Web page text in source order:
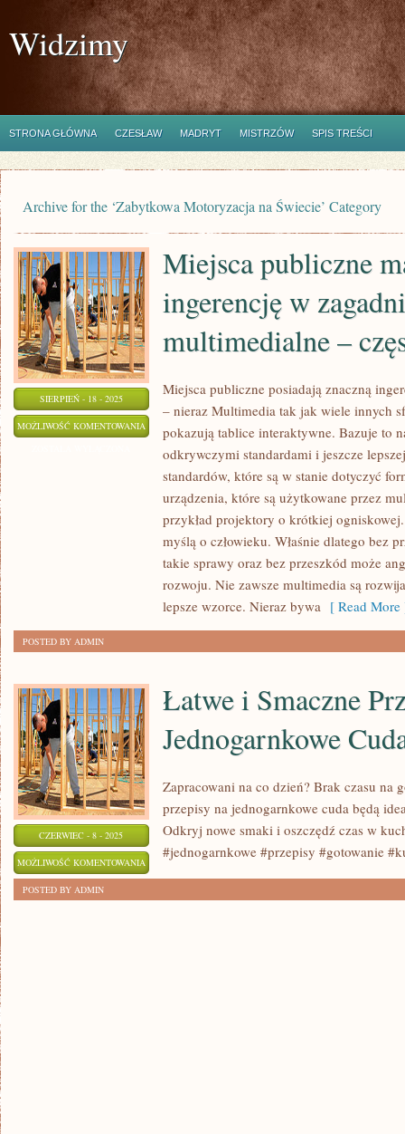
Widzimy
STRONA GŁÓWNA CZESŁAW MADRYT MISTRZÓW SPIS TREŚCI
Archive for the ‘Zabytkowa Motoryzacja na Świecie’ Category
SIERPIEŃ - 18 - 2025
MOŻLIWOŚĆ KOMENTOWANIA
PUBLICZNE
INGERENCJĘ
ZAGADNIENIA
MULTIMEDIALNE
CZĘSTO
Miejsca publiczne
ingerencję w
multimedialne –
Miejsca publiczne posiadają znaczną
– nieraz Multimedia tak jak wiele innych
pokazują tablice interaktywne. Bazuje to
odkrywczymi standardami i jeszcze
standardów, które są w stanie dotyczyć
urządzenia, które są użytkowane przez
przykład projektory o krótkiej
myślą o człowieku. Właśnie dlatego bez
takie sprawy oraz bez przeszkód może
rozwoju. Nie zawsze multimedia są
lepsze wzorce. Nieraz bywa [ Read More
POSTED BY ADMIN
CZERWIEC - 8 - 2025
MOŻLIWOŚĆ KOMENTOWANIA ŁATWE
ZOSTAŁA WYŁĄCZONA
Łatwe i Smaczne
Jednogarnkowe
Zapracowani na co dzień? Brak czasu na
przepisy na jednogarnkowe cuda będą
Odkryj nowe smaki i oszczędź czas w
#jednogarnkowe #przepisy #gotowanie
POSTED BY ADMIN